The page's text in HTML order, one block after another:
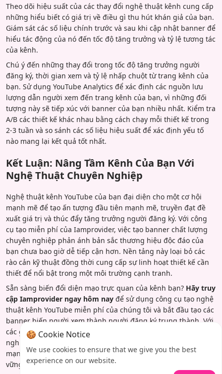
Theo dõi hiệu suất của các thay đổi nghệ thuật kênh cung cấp
những hiểu biết có giá trị về điều gì thu hút khán giả của bạn.
Giám sát các số liệu chính trước và sau khi cập nhật banner để
hiểu tác động của nó đến tốc độ tăng trưởng và tỷ lệ tương tác
của kênh.
Chú ý đến những thay đổi trong tốc độ tăng trưởng người
đăng ký, thời gian xem và tỷ lệ nhấp chuột từ trang kênh của
bạn. Sử dụng YouTube Analytics để xác định các nguồn lưu
lượng dẫn người xem đến trang kênh của bạn, vì những đối
tượng này sẽ tiếp xúc với banner của bạn nhiều nhất. Kiểm tra
A/B các thiết kế khác nhau bằng cách chạy mỗi thiết kế trong
2-3 tuần và so sánh các số liệu hiệu suất để xác định yếu tố
nào mang lại kết quả tốt nhất.
Kết Luận: Nâng Tầm Kênh Của Bạn Với
Nghệ Thuật Chuyên Nghiệp
Nghệ thuật kênh YouTube của bạn đại diện cho một cơ hội
mạnh mẽ để tạo ấn tượng đầu tiên mạnh mẽ, truyền đạt đề
xuất giá trị và thúc đẩy tăng trưởng người đăng ký. Với công
cụ tạo miễn phí của Iamprovider, việc tạo banner chất lượng
chuyên nghiệp phản ánh bản sắc thương hiệu độc đáo của
bạn chưa bao giờ dễ tiếp cận hơn. Nền tảng này loại bỏ các
rào cản kỹ thuật đồng thời cung cấp sự linh hoạt thiết kế cần
thiết để nổi bật trong một môi trường cạnh tranh.
Sẵn sàng biến đổi diện mạo trực quan của kênh bạn? Hãy truy
cập Iamprovider ngay hôm nay để sử dụng công cụ tạo nghệ
thuật kênh YouTube miễn phí của chúng tôi và bắt đầu tạo các
banner biến người xem thành người đăng ký trung thành. Với
các giải pháp xây dựng thương hiệu tức thì và kết quả chuyên
nghiệp, bạn sẽ được trang bị để tạo ra ấn tượng đầu tiên
mạnh mẽ quan trọng đó, thúc đẩy sự tăng trưởng kênh bền
vững.
🍪 Cookie Notice
We use cookies to ensure that we give you the best
experience on our website.